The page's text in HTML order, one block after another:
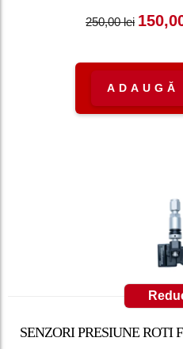
250,00lei
SENZORI PRESIUNE ROTI